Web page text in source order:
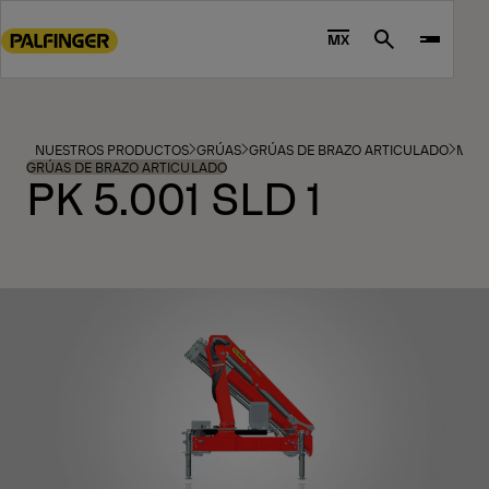
to
footer
content
MX Search
NUESTROS PRODUCTOS GRÚAS GRÚAS DE BRAZO ARTICULADO
GRÚAS DE BRAZO ARTICULADO
PK 5.001 SLD 1